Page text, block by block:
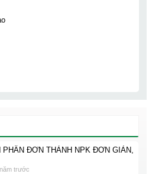
PHÂN ĐƠN THÀNH NPK ĐƠN GIẢN,
4 năm trước